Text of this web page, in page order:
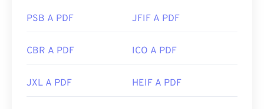
PSB A PDF JFIF A PDF
CBR A PDF ICO A PDF
JXL A PDF HEIF A PDF